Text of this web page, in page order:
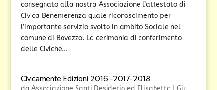
consegnato alla nostra Associazione l’attestato di
Civica Benemerenza quale riconoscimento per
l’importante servizio svolto in ambito Sociale nel
comune di Bovezzo. La cerimonia di conferimento
delle Civiche...
Civicamente Edizioni 2016 -2017-2018
da Associazione Santi Desiderio ed Elisabetta
Giu